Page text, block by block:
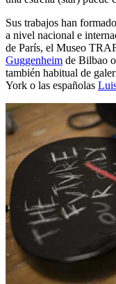
Sus trabajos han
a nivel nacional e
de París, el Museo
Guggenheim de Bilbao
también habitual de
York o las españolas